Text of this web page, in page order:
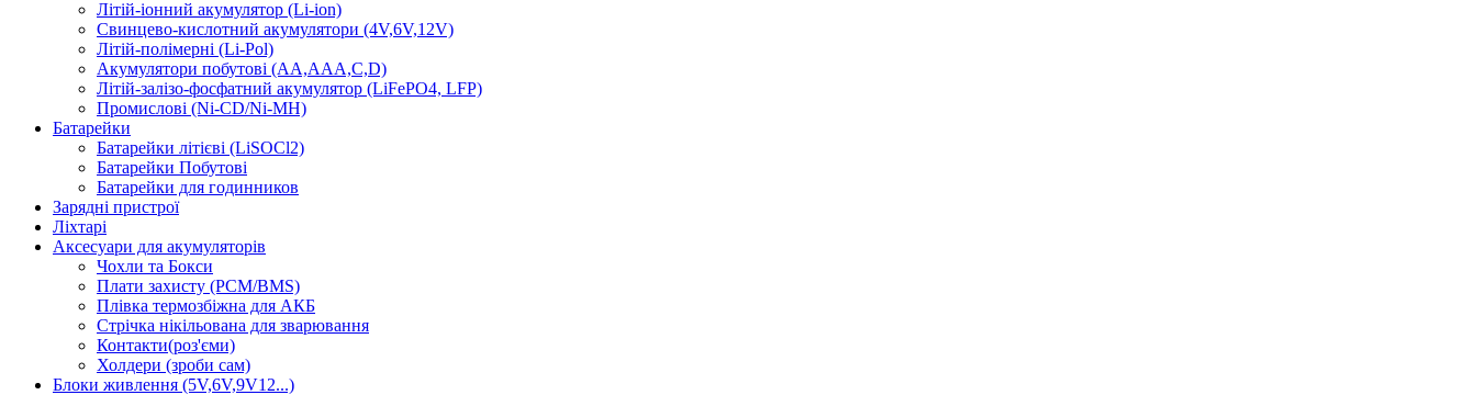
Літій-іонний акумулятор (Li-ion)
Свинцево-кислотний акумулятори (4V,6V,12V)
Літій-полімерні (Li-Pol)
Акумулятори побутові (AA,AAA,C,D)
Літій-залізо-фосфатний акумулятор (LiFePO4, LFP)
Промислові (Ni-CD/Ni-MH)
Батарейки
Батарейки літієві (LiSOCl2)
Батарейки Побутові
Батарейки для годинников
Зарядні пристрої
Ліхтарі
Аксесуари для акумуляторів
Чохли та Бокси
Плати захисту (PCM/BMS)
Плівка термозбіжна для АКБ
Стрічка нікільована для зварювання
Контакти(роз'єми)
Холдери (зроби сам)
Блоки живлення (5V,6V,9V12...)